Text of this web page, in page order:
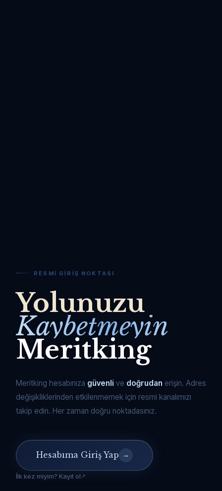
RESMI GIRIŞ NOKTASI
Yolunuzu
Kaybetmeyin
Meritking
Meritking hesabınıza güvenli ve doğrudan erişin. Adres
değişikliklerinden etkilenmemek için resmi kanalımızı
takip edin. Her zaman doğru noktadasınız.
Hesabıma Giriş Yap →
İlk kez miyim? Kayıt ol